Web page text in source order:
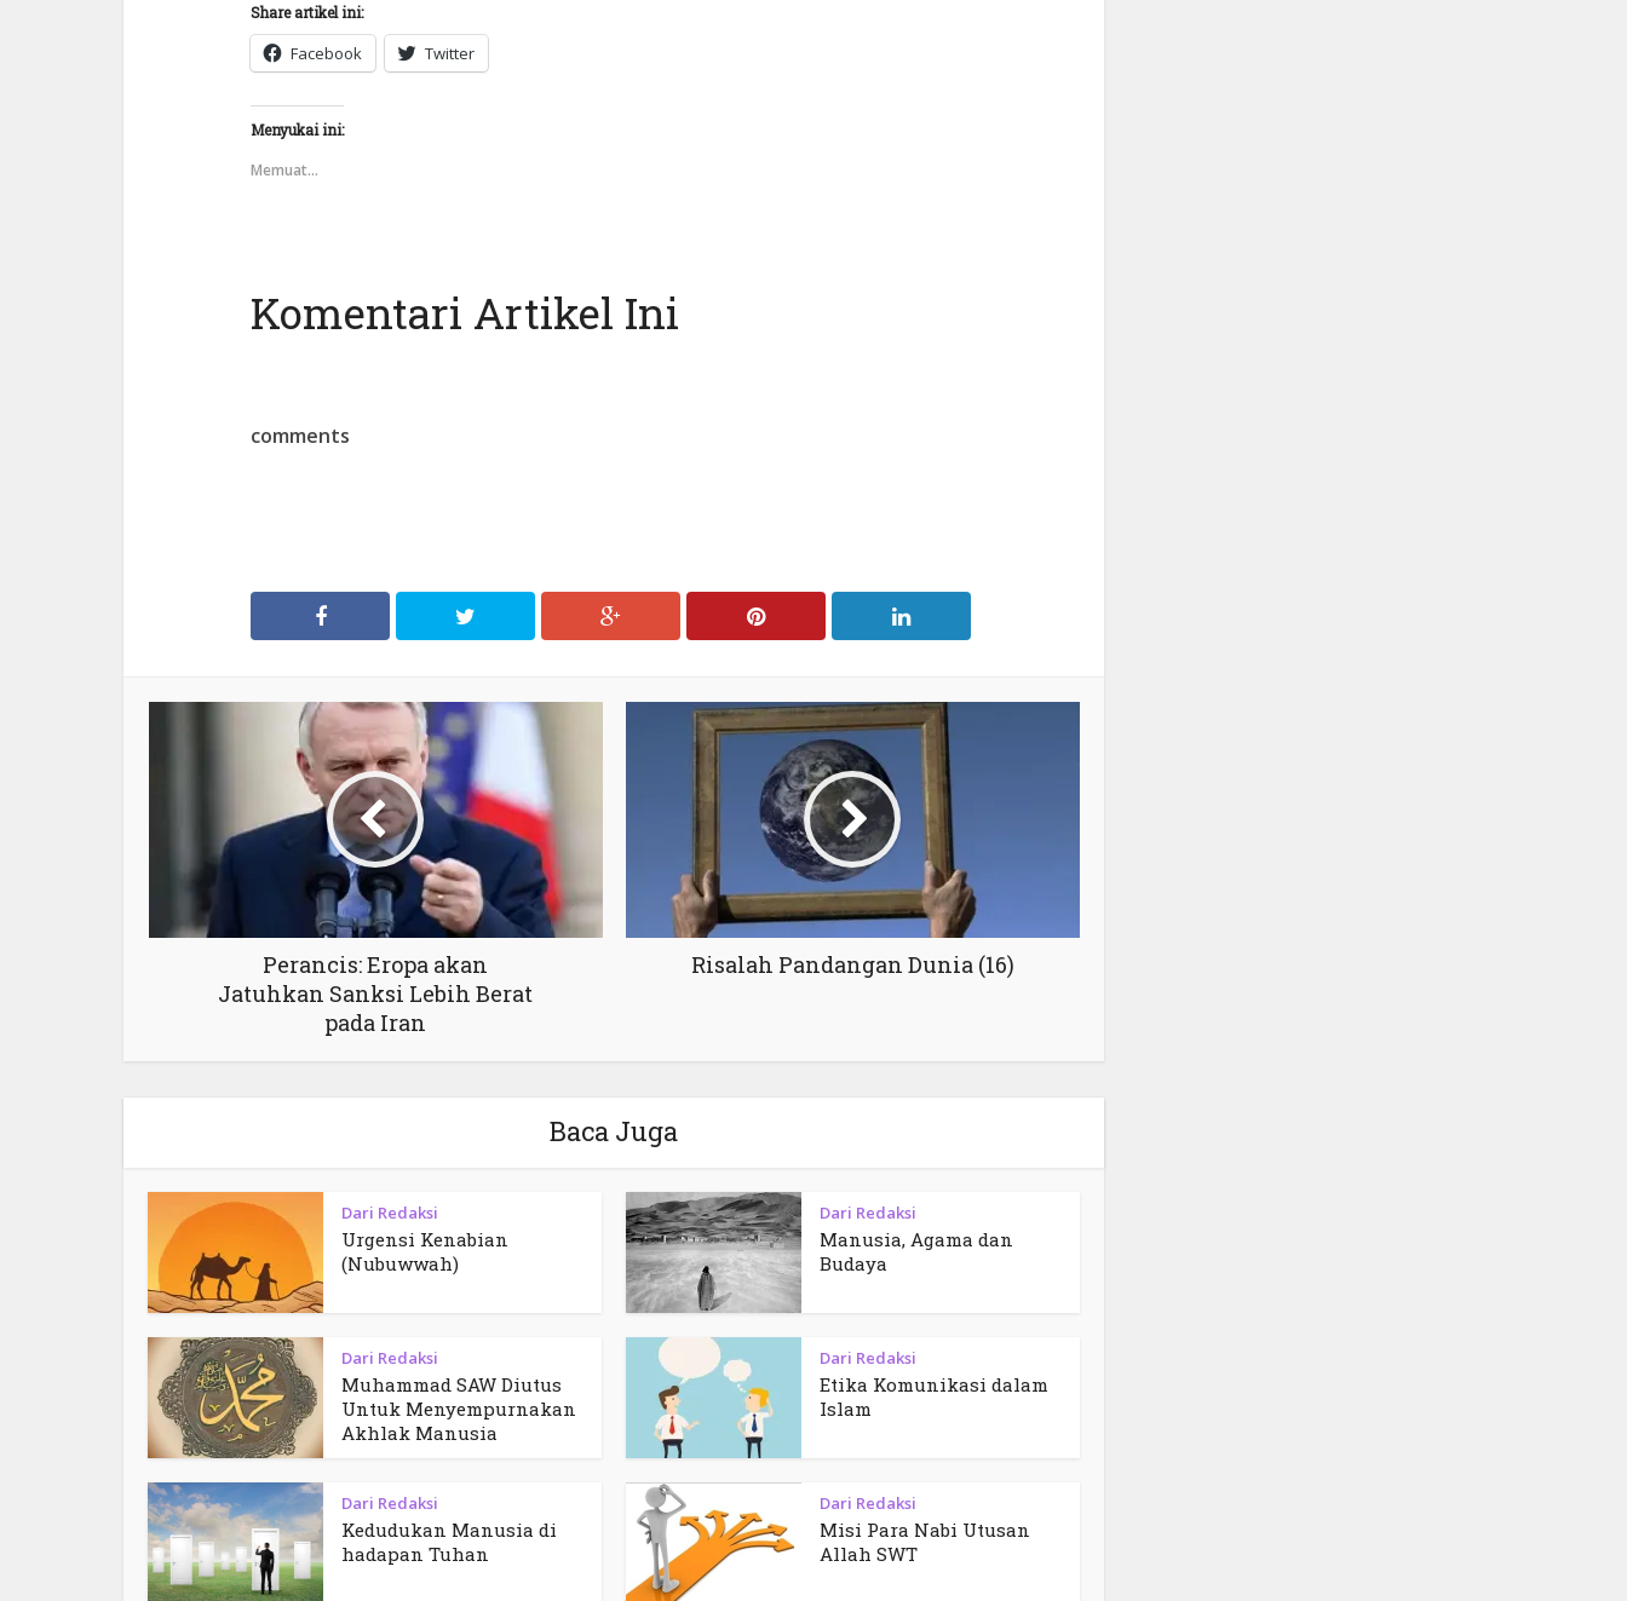
Share artikel ini:
Facebook Twitter
Menyukai ini:
Memuat...
Komentari Artikel Ini
comments
Perancis: Eropa akan
Jatuhkan Sanksi Lebih Berat
pada Iran
Risalah Pandangan Dunia (16)
Baca Juga
Dari Redaksi
Urgensi Kenabian
(Nubuwwah)
Dari Redaksi
Manusia, Agama dan
Budaya
Dari Redaksi
Muhammad SAW Diutus
Untuk Menyempurnakan
Akhlak Manusia
Dari Redaksi
Etika Komunikasi dalam
Islam
Dari Redaksi
Kedudukan Manusia di
hadapan Tuhan
Dari Redaksi
Misi Para Nabi Utusan
Allah SWT